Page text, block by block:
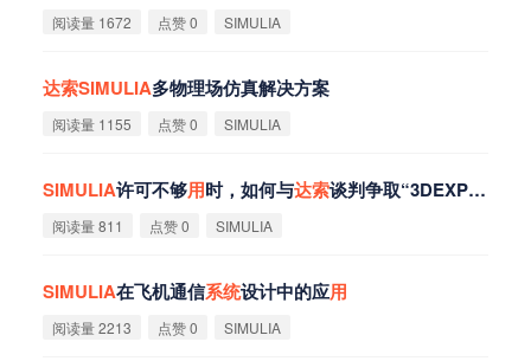
阅读量 1672 点赞 0 SIMULIA
达索SIMULIA多物理场仿真解决方案
阅读量 1155 点赞 0 SIMULIA
SIMULIA许可不够用时，如何与达索谈判争取“3DEXPERIENCE平台”打包优惠？
阅读量 811 点赞 0 SIMULIA
SIMULIA在飞机通信系统设计中的应用
阅读量 2213 点赞 0 SIMULIA